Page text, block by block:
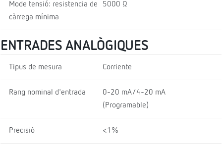
Mode tensió: resistencia de
càrrega mínima
5000 Ω
ENTRADES ANALÒGIQUES
Tipus de mesura Corriente
Rang nominal d'entrada
0-20 mA/4-20 mA
(Programable)
Precisió <1%